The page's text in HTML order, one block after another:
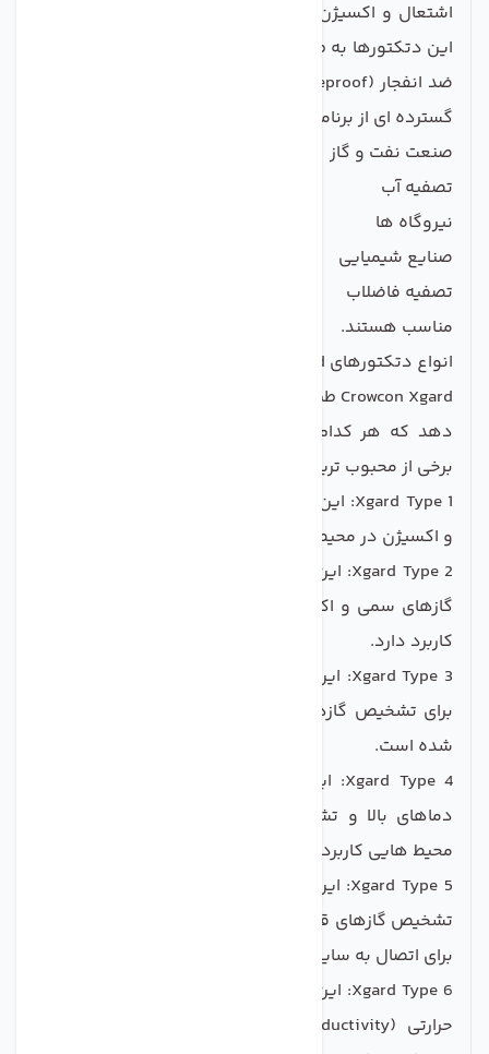
اشتعال و اکسیژن در محیط های مختلف ارائه می دهند.
گسترده ای از برنامه ها، از جمله:
صنعت نفت و گاز
تصفیه آب
نیروگاه ها
صنایع شیمیایی
تصفیه فاضلاب
مناسب هستند.
انواع دتکتورهای Xgard:
Crowcon Xgard طیف وسیعی از دتکتورهای گاز را ارائه می
دهد که هر کدام برای نیازهای خاص طراحی شده اند.
برخی از محبوب ترین مدل ها عبارتند از:
Xgard Type 1: این مدل برای تشخیص ایمن گازهای سمی
و اکسیژن در محیط های خطرناک طراحی شده است.
Xgard Type 2: این مدل ضد انفجار است و برای تشخیص
گازهای سمی و اکسیژن در محیط هایی با احتمال انفجار
کاربرد دارد.
Xgard Type 3: این مدل ضد انفجار بوده و به طور خاص
شده است.
Xgard Type 4: این مدل نیز ضد انفجار است اما برای
دماهای بالا و تشخیص گازهای قابل اشتعال در چنین
محیط هایی کاربرد دارد.
Xgard Type 5: این مدل هم ضد انفجار بوده و علاوه بر
برای اتصال به سایر تجهیزات فراهم می کند.
Xgard Type 6: این مدل ضد انفجار بوده و از نوع هدایت